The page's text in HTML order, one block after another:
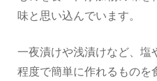
味と思い込んでいます。
一夜漬けや浅漬けなど、塩
程度で簡単に作れるものを